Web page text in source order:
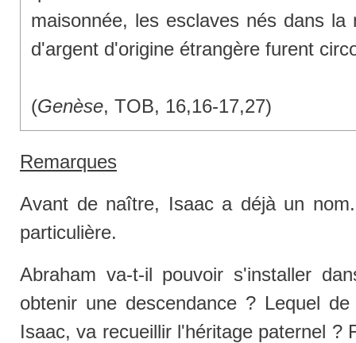
maisonnée, les esclaves nés dans
d'argent d'origine étrangère furent
(Genèse, TOB, 16,16-17,27)
Remarques
Avant de naître, Isaac a déjà un
particulière.
Abraham va-t-il pouvoir s'installer
obtenir une descendance ? Lequel
Isaac, va recueillir l'héritage paternel ?